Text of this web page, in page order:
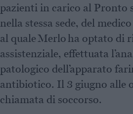
pazienti in carico al Pronto
nella stessa sede, del
al quale Merlo ha optato di
assistenziale, effettuata
patologico dell’apparato
antibiotico. Il 3 giugno alle
chiamata di soccorso.